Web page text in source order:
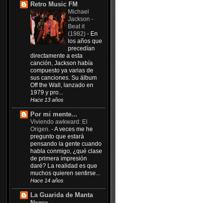
Retro Music FM
Michael
Jackson -
Beat it
(1982) - En
los años que
precedían
directamente a esta
canción, Jackson había
compuesto ya varias de
sus canciones. Su álbum
Off the Wall, lanzado en
1979 y pro...
Hace 13 años
Por mi mente...
Viviendo awkward: El
Origen. -A veces me he
pregunto que estará
pensando la gente cuando
habla conmigo, ¿qué clase
de primera impresión
daré? La realidad es que
muchos quieren sentirse...
Hace 14 años
La Guarida de Manta